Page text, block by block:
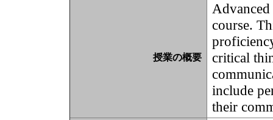
授業の概要
course.
critical
include
their